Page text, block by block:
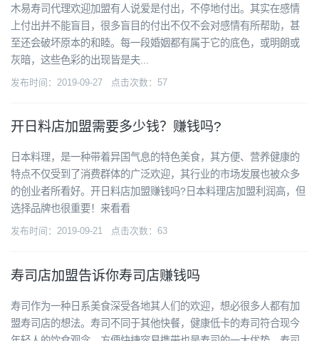
木易寿司代理欢迎加盟有人说爱是付出，不停地付出。其实在感情
上付出并不能盲目，很多盲目的付出不仅不会对感情有所帮助，甚
至还会破坏原本的和睦。每一段婚姻都有属于它的底色，或明朗或
灰暗，这些色彩的出现皆是夫...
发布时间：2019-09-27 点击次数：57
开日料店加盟需要多少钱？赚钱吗?
日本料理，是一种带着异国气息的特色美食，其方便、营养健康的
特点不仅受到了消费群体的广泛欢迎，其行业的市场发展也被众多
的创业者所看好。开日料店加盟赚钱吗?日本料理店加盟利润高，但
选择品牌也很重要！来看看
发布时间：2019-09-21 点击次数：63
寿司店加盟告诉你寿司店赚钱吗
寿司作为一种日系美食深受各地其人们的欢迎，想必很多人都有加
盟寿司店的想法。寿司不同于其他快餐，健康低卡的寿司符合现今